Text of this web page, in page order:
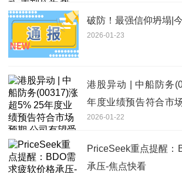
破防！最强信仰坍塌|
2026-01-23
港股异动 | 中船防务
年度业绩预告符合市
益船舶总装资产整合推
2026-01-22
PriceSeek重点提醒：
承压-焦点快看